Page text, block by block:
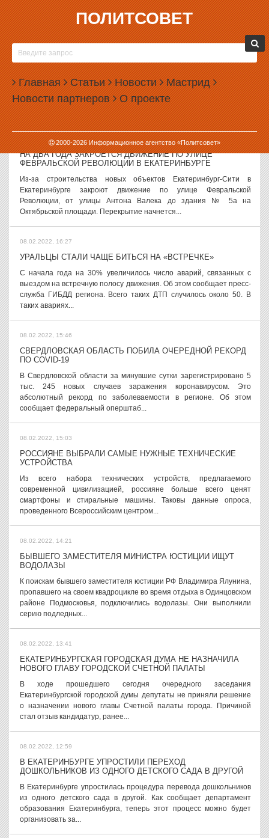
ПОЛИТСОВЕТ
Главная Статьи Новости Мастрид
Новости партнеров О проекте
2000-2026Информационное агентство «Политсовет»
08.02.2022, 18:01
СВЕРДЛОВСКАЯ ОБЛАСТЬ ОБОЙДЕТСЯ БЕЗ НОВЫХ
КОРОНАВИРУСНЫХ ОГРАНИЧЕНИЙ
Несмотря на резкий рост заболеваемости (более чем в 12 раз за
две недели), власти Свердловской области не планируют
введение локдауна. Никаких новых ограничений в ближайшее
время граждане региона на...
08.02.2022, 17:20
НА ДВА ГОДА ЗАКРОЕТСЯ ДВИЖЕНИЕ ПО УЛИЦЕ
ФЕВРАЛЬСКОЙ РЕВОЛЮЦИИ В ЕКАТЕРИНБУРГЕ
Из-за строительства новых объектов Екатеринбург-Сити в
Екатеринбурге закроют движение по улице Февральской
Революции, от улицы Антона Валека до здания № 5а на
Октябрьской площади. Перекрытие начнется...
08.02.2022, 16:27
УРАЛЬЦЫ СТАЛИ ЧАЩЕ БИТЬСЯ НА «ВСТРЕЧКЕ»
С начала года на 30% увеличилось число аварий, связанных с
выездом на встречную полосу движения. Об этом сообщает пресс-
служба ГИБДД региона. Всего таких ДТП случилось около 50. В
таких авариях...
08.02.2022, 15:46
СВЕРДЛОВСКАЯ ОБЛАСТЬ ПОБИЛА ОЧЕРЕДНОЙ РЕКОРД
ПО COVID-19
В Свердловской области за минувшие сутки зарегистрировано 5
тыс. 245 новых случаев заражения коронавирусом. Это
абсолютный рекорд по заболеваемости в регионе. Об этом
сообщает федеральный оперштаб...
08.02.2022, 15:03
РОССИЯНЕ ВЫБРАЛИ САМЫЕ НУЖНЫЕ ТЕХНИЧЕСКИЕ
УСТРОЙСТВА
Из всего набора технических устройств, предлагаемого
современной цивилизацией, россияне больше всего ценят
смартфоны и стиральные машины. Таковы данные опроса,
проведенного Всероссийским центром...
08.02.2022, 14:21
БЫВШЕГО ЗАМЕСТИТЕЛЯ МИНИСТРА ЮСТИЦИИ ИЩУТ
ВОДОЛАЗЫ
К поискам бывшего заместителя юстиции РФ Владимира Ялунина,
пропавшего на своем квадроцикле во время отдыха в Одинцовском
районе Подмосковья, подключились водолазы. Они выполнили
серию подледных...
08.02.2022, 13:41
ЕКАТЕРИНБУРГСКАЯ ГОРОДСКАЯ ДУМА НЕ НАЗНАЧИЛА
НОВОГО ГЛАВУ ГОРОДСКОЙ СЧЕТНОЙ ПАЛАТЫ
В ходе прошедшего сегодня очередного заседания
Екатеринбургской городской думы депутаты не приняли решение
о назначении нового главы Счетной палаты города. Причиной
стал отзыв кандидатур, ранее...
08.02.2022, 12:59
В ЕКАТЕРИНБУРГЕ УПРОСТИЛИ ПЕРЕХОД
ДОШКОЛЬНИКОВ ИЗ ОДНОГО ДЕТСКОГО САДА В ДРУГОЙ
В Екатеринбурге упростилась процедура перевода дошкольников
из одного детского сада в другой. Как сообщает департамент
образования Екатеринбурга, теперь этот процесс можно будет
организовать за...